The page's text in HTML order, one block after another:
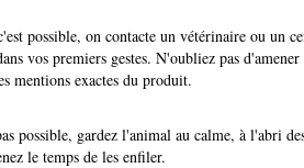
possible, on contacte un vétérinaire ou un
vos premiers gestes. N'oubliez pas
mentions exactes du produit.
possible, gardez l'animal au calme, à l'abri
le temps de les enfiler.